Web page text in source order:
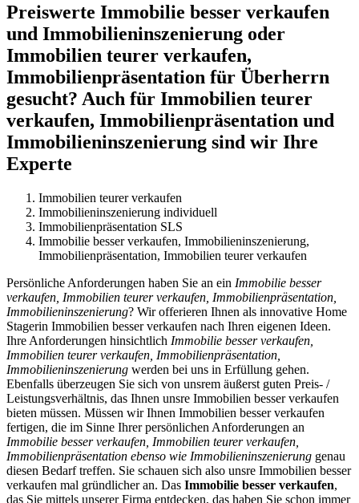
Preiswerte Immobilie besser verkaufen
und Immobilieninszenierung oder
Immobilien teurer verkaufen,
Immobilienpräsentation für Überherrn
gesucht? Auch für Immobilien teurer
verkaufen, Immobilienpräsentation und
Immobilieninszenierung sind wir Ihre
Experte
Immobilien teurer verkaufen
Immobilieninszenierung individuell
Immobilienpräsentation SLS
Immobilie besser verkaufen, Immobilieninszenierung,
Immobilienpräsentation, Immobilien teurer verkaufen
Persönliche Anforderungen haben Sie an ein Immobilie besser
verkaufen, Immobilien teurer verkaufen, Immobilienpräsentation,
Immobilieninszenierung? Wir offerieren Ihnen als innovative Home
Stagerin Immobilien besser verkaufen nach Ihren eigenen Ideen.
Ihre Anforderungen hinsichtlich Immobilie besser verkaufen,
Immobilien teurer verkaufen, Immobilienpräsentation,
Immobilieninszenierung werden bei uns in Erfüllung gehen.
Ebenfalls überzeugen Sie sich von unsrem äußerst guten Preis- /
Leistungsverhältnis, das Ihnen unsre Immobilien besser verkaufen
bieten müssen. Müssen wir Ihnen Immobilien besser verkaufen
fertigen, die im Sinne Ihrer persönlichen Anforderungen an
Immobilie besser verkaufen, Immobilien teurer verkaufen,
Immobilienpräsentation ebenso wie Immobilieninszenierung genau
diesen Bedarf treffen. Sie schauen sich also unsre Immobilien besser
verkaufen mal gründlicher an. Das Immobilie besser verkaufen,
das Sie mittels unserer Firma entdecken, das haben Sie schon immer